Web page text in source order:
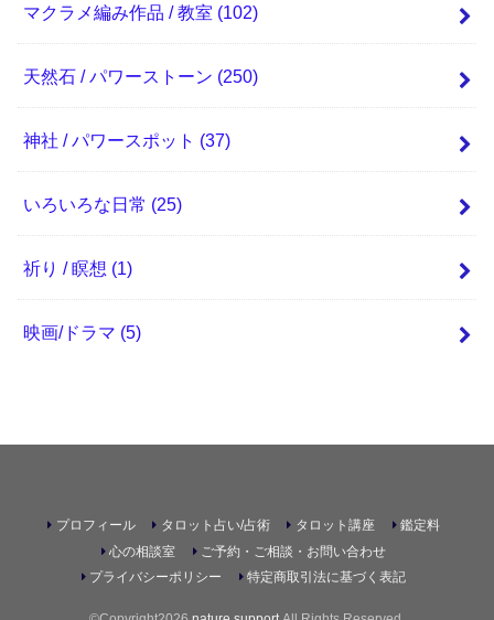
マクラメ編み作品 / 教室 (102)
天然石 / パワーストーン (250)
神社 / パワースポット (37)
いろいろな日常 (25)
祈り / 瞑想 (1)
映画/ドラマ (5)
プロフィール タロット占い/占術 タロット講座
鑑定料
心の相談室
ご予約・ご相談・お問い合わせ
プライバシーポリシー
特定商取引法に基づく表記